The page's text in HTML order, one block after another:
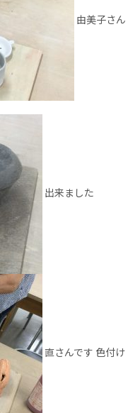
由美子さん
出来ました
直さんです 色付け